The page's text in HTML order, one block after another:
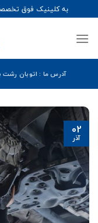
to
content
به کلینیک فوق
آدرس ما : اتوبان رشت
02
آذر